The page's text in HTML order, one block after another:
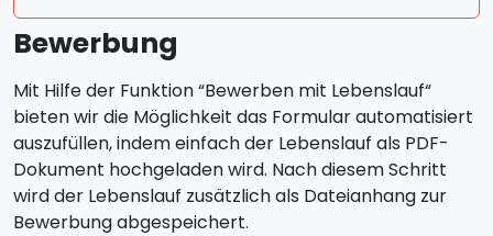
Bewerbung
Mit Hilfe der Funktion “Bewerben mit Lebenslauf“
bieten wir die Möglichkeit das Formular automatisiert
auszufüllen, indem einfach der Lebenslauf als PDF-
Dokument hochgeladen wird. Nach diesem Schritt
wird der Lebenslauf zusätzlich als Dateianhang zur
Bewerbung abgespeichert.